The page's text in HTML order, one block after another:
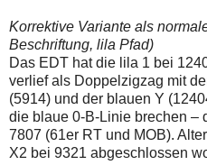
noch
einmal.
Sollte
das
Problem
weiterbestehen
bitte
ich
um
Kontaktaufnahme
Korrektive Variante als
Beschriftung, lila Pfad)
Das EDT hat die lila 1 bei
verlief als Doppelzigzag mit
(5914) und der blauen Y
die blaue 0-B-Linie brechen –
7807 (61er RT und MOB).
X2 bei 9321 abgeschlossen